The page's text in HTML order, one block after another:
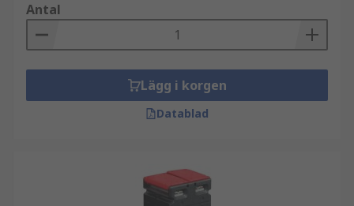
Antal
Lägg i korgen
Datablad